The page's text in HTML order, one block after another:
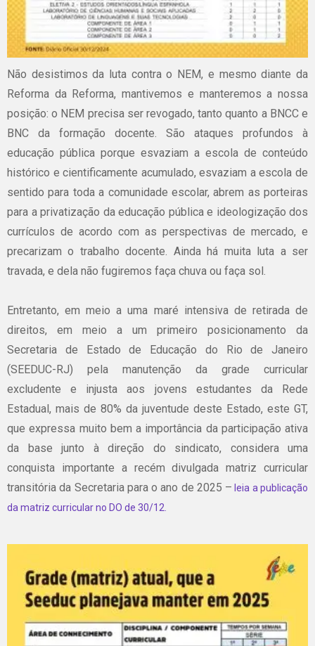
Não desistimos da luta contra o NEM, e mesmo diante da
Reforma da Reforma, mantivemos e manteremos a nossa
posição: o NEM precisa ser revogado, tanto quanto a BNCC e
BNC da formação docente. São ataques profundos à
educação pública porque esvaziam a escola de conteúdo
histórico e cientificamente acumulado, esvaziam a escola de
sentido para toda a comunidade escolar, abrem as porteiras
para a privatização da educação pública e ideologização dos
currículos de acordo com as perspectivas de mercado, e
precarizam o trabalho docente. Ainda há muita luta a ser
travada, e dela não fugiremos faça chuva ou faça sol.
Entretanto, em meio a uma maré intensiva de retirada de
direitos, em meio a um primeiro posicionamento da
Secretaria de Estado de Educação do Rio de Janeiro
(SEEDUC-RJ) pela manutenção da grade curricular
excludente e injusta aos jovens estudantes da Rede
Estadual, mais de 80% da juventude deste Estado, este GT,
que expressa muito bem a importância da participação ativa
da base junto à direção do sindicato, considera uma
conquista importante a recém divulgada matriz curricular
transitória da Secretaria para o ano de 2025 – leia a publicação
da matriz curricular no DO de 30/12.